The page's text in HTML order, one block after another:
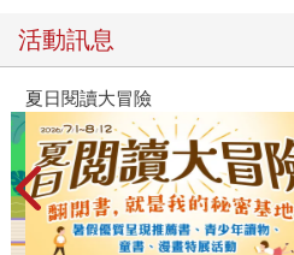
活動訊息
夏日閱讀大冒險